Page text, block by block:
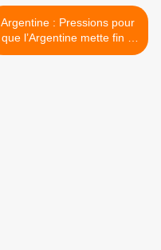
Argentine : Pressions pour
que l’Argentine mette fin à
sa ligne de crédit avec la